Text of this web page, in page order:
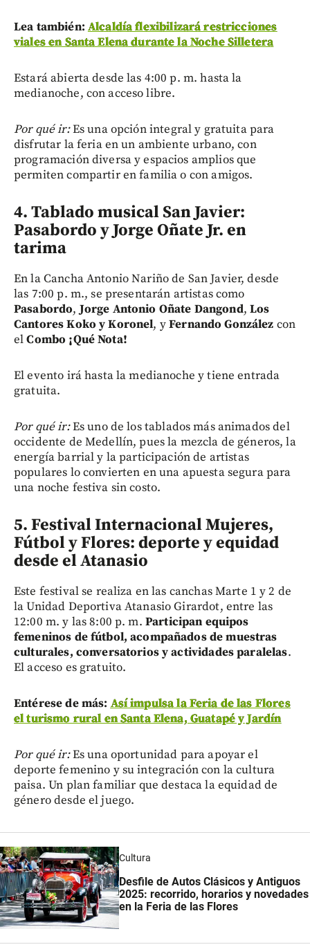
Lea también: Alcaldía flexibilizará restricciones
viales en Santa Elena durante la Noche Silletera
Estará abierta desde las 4:00 p. m. hasta la
medianoche, con acceso libre.
Por qué ir:Es una opción integral y gratuita para
disfrutar la feria en un ambiente urbano, con
programación diversa y espacios amplios que
permiten compartir en familia o con amigos.
4. Tablado musical San Javier:
Pasabordo y Jorge Oñate Jr. en
tarima
En la Cancha Antonio Nariño de San Javier, desde
las 7:00 p. m., se presentarán artistas como
Pasabordo, Jorge Antonio Oñate Dangond,Los
Cantores Koko y Koronel, yFernando González con
elCombo ¡Qué Nota!
El evento irá hasta la medianoche y tiene entrada
gratuita.
Por qué ir:Es uno de los tablados más animados del
occidente de Medellín, pues la mezcla de géneros, la
energía barrial y la participación de artistas
populares lo convierten en una apuesta segura para
una noche festiva sin costo.
5. Festival Internacional Mujeres,
Fútbol y Flores: deporte y equidad
desde el Atanasio
Este festival se realiza en las canchas Marte 1 y 2 de
la Unidad Deportiva Atanasio Girardot, entre las
12:00 m. y las 8:00 p. m. Participan equipos
femeninos de fútbol, acompañados de muestras
culturales, conversatorios y actividades paralelas.
El acceso es gratuito.
Entérese de más: Así impulsa la Feria de las Flores
el turismo rural en Santa Elena, Guatapé y Jardín
Por qué ir:Es una oportunidad para apoyar el
deporte femenino y su integración con la cultura
paisa. Un plan familiar que destaca la equidad de
género desde el juego.
Cultura
Desfile de Autos Clásicos y Antiguos
2025: recorrido, horarios y novedades
en la Feria de las Flores